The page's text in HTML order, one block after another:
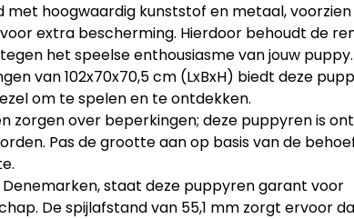
met hoogwaardig kunststof en metaal,
extra bescherming. Hierdoor behoudt de
het speelse enthousiasme van jouw puppy.
van 102x70x70,5 cm (LxBxH) biedt deze
om te spelen en te ontdekken.
zorgen over beperkingen; deze puppyren is
Pas de grootte aan op basis van de
staat deze puppyren garant voor
De spijlafstand van 55,1 mm zorgt ervoor